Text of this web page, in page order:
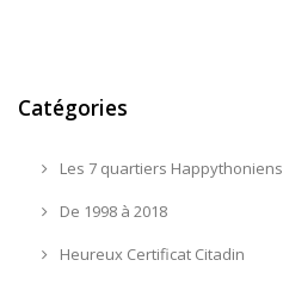
Catégories
Les 7 quartiers Happythoniens
De 1998 à 2018
Heureux Certificat Citadin